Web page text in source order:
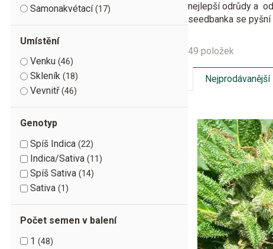
Samonakvétací 17
Umístění
Venku 46
Skleník 18
Vevnitř 46
Genotyp
Spíš Indica 22
Indica/Sativa 11
Spíš Sativa 14
Sativa 1
Počet semen v balení
1
48
nejlepší odrůdy a
seedbanka se
49 položek
Nejprodávanější